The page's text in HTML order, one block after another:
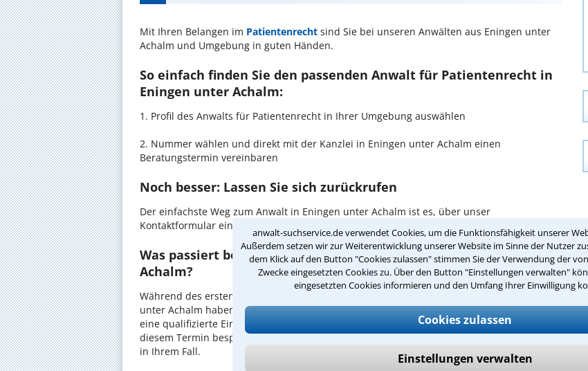
anwalt-suchservice.de verwendet Cookies, um die Funktionsfähigkeit unserer
Außerdem setzen wir zur Weiterentwicklung unserer Website im Sinne der Nutzer
dem Klick auf den Button "Cookies zulassen" stimmen Sie der Verwendung der
Zwecke eingesetzten Cookies zu. Über den Button "Einstellungen verwalten"
eingesetzten Cookies informieren und den Umfang Ihrer Einwilligung
Cookies zulassen
Einstellungen verwalten
Mit Ihren Belangen im Patientenrecht sind Sie bei unseren Anwälten aus Eningen unter
Achalm und Umgebung in guten Händen.
So einfach finden Sie den passenden Anwalt für Patientenrecht in
Eningen unter Achalm:
1. Profil des Anwalts für Patientenrecht in Ihrer Umgebung auswählen
2. Nummer wählen und direkt mit der Kanzlei in Eningen unter Achalm einen
Beratungstermin vereinbaren
Noch besser: Lassen Sie sich zurückrufen
Der einfachste Weg zum Anwalt in Eningen unter Achalm ist es, über unser
Kontaktformular einen Rückruf der Kanzlei anzufordern - probieren Sie es gleich aus.
Was passiert beim anwaltlichen Erstgespräch in Eningen unter
Achalm?
Während des ersten Gesprächs mit Ihrem Rechtsanwalt für Patientenrecht in Eningen
unter Achalm haben Sie die Möglichkeit, in Ruhe den Sachverhalt zu schildern, sodass Sie
eine qualifizierte Einschätzung zu Ihrem Fall und Ihren Erfolgsaussichten erhalten. In
diesem Termin besprechen Sie dann mit Ihrem Anwalt auch die weitere Vorgehensweise
in Ihrem Fall.